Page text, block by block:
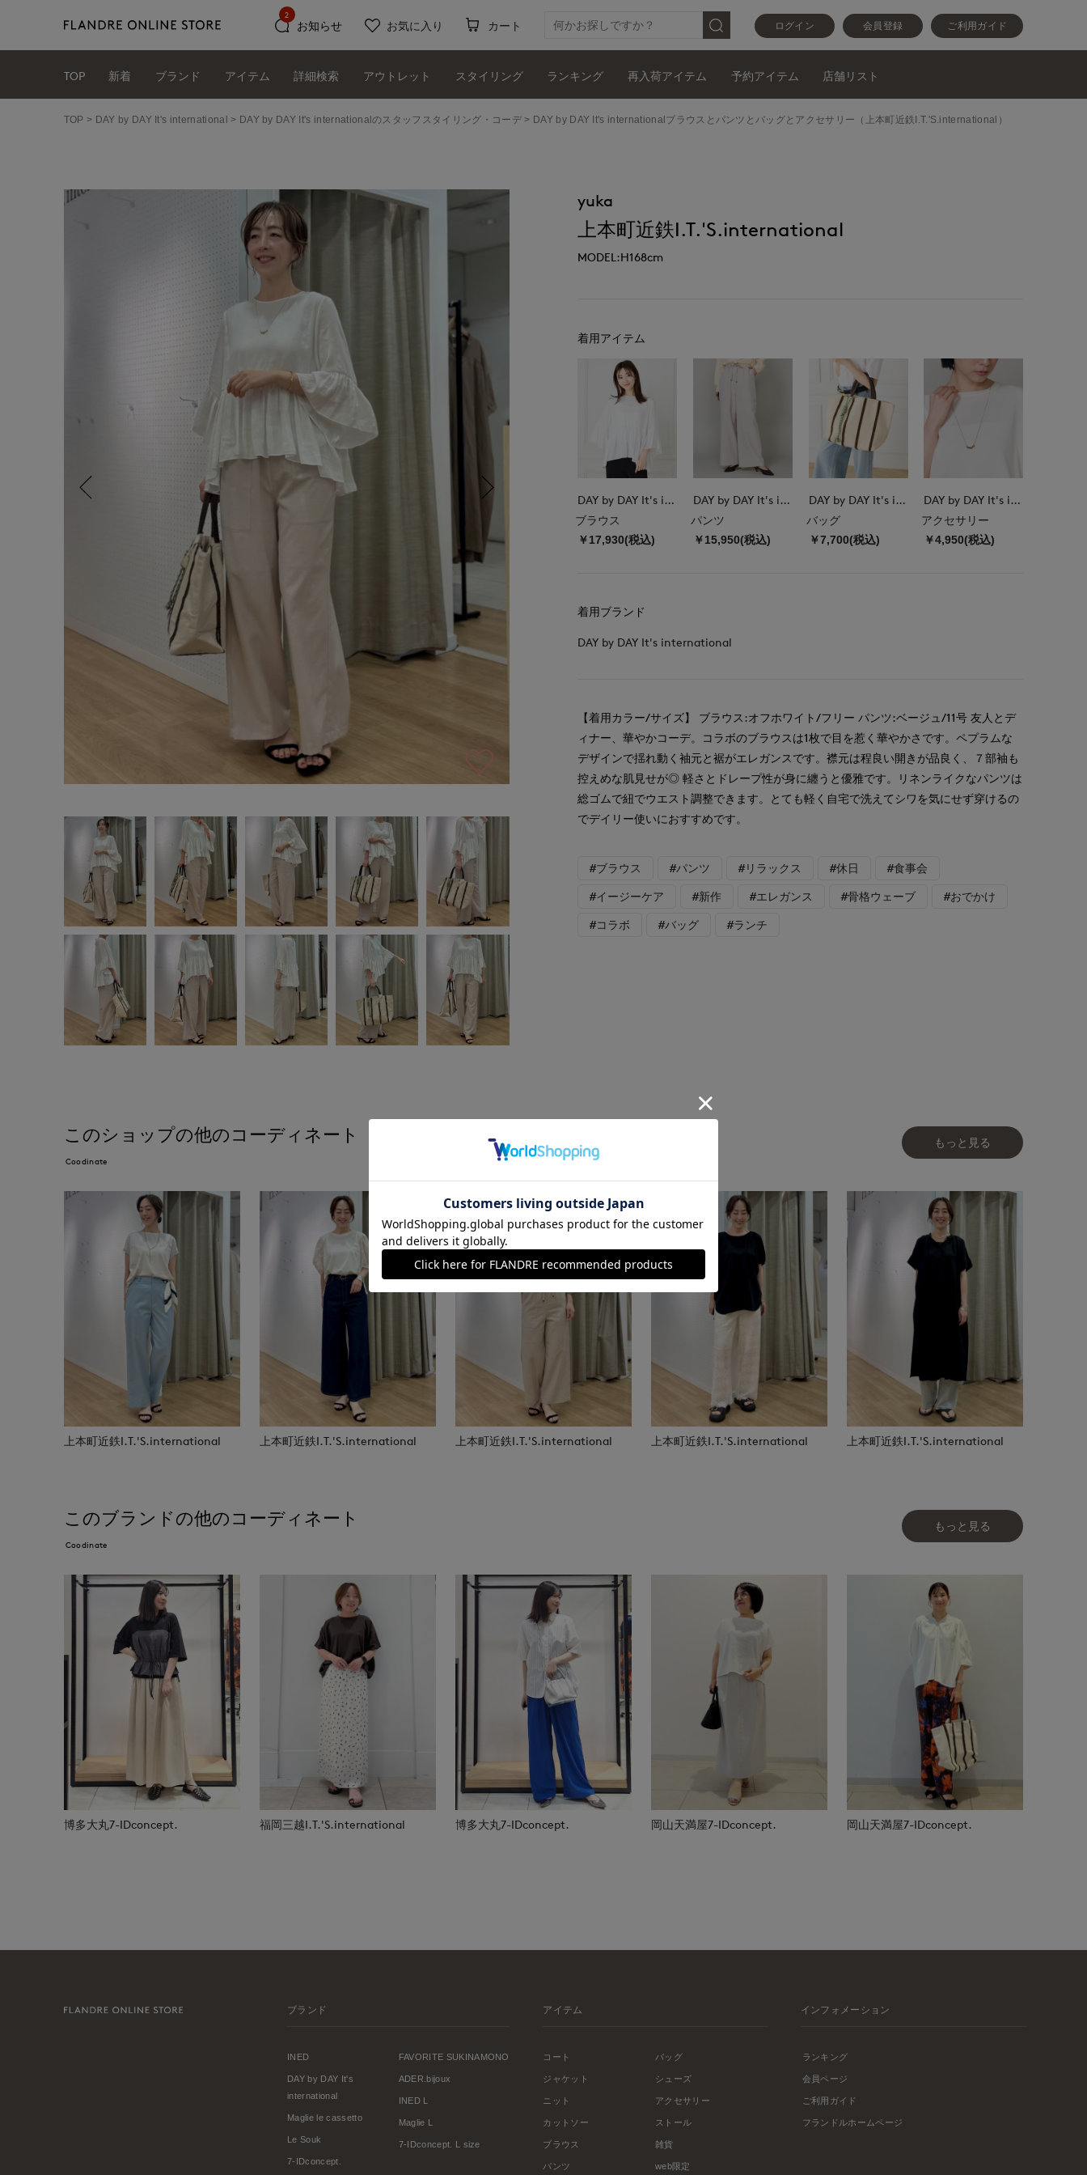
ログイン 会員登録 ご利用ガイド
お知らせ
2
お気に入り カート
TOP 新着 ブランド アイテム 詳細検索 アウトレット スタイリング ランキング 再入荷アイテム 予約アイテム 店舗リスト
TOP DAY by DAY It's international DAY by DAY It's internationalのスタッフスタイリング・コーデ DAY by DAY It's internationalブラウスとパンツとバッグとアクセサリー（上本町近鉄I.T.'S.international）
yuka
上本町近鉄I.T.'S.international
MODEL:H168cm
着用アイテム
DAY by DAY It's international
ブラウス
￥17,930(税込)
DAY by DAY It's international
パンツ
￥15,950(税込)
DAY by DAY It's international
バッグ
￥7,700(税込)
DAY by DAY It's international
アクセサリー
￥4,950(税込)
着用ブランド
DAY by DAY It's international
【着用カラー/サイズ】 ブラウス:オフホワイト/フリー パンツ:ベージュ/11号 友人とデ
ィナー、華やかコーデ。コラボのブラウスは1枚で目を惹く華やかさです。ペプラムな
デザインで揺れ動く袖元と裾がエレガンスです。襟元は程良い開きが品良く、７部袖も
控えめな肌見せが◎ 軽さとドレープ性が身に纏うと優雅です。リネンライクなパンツは
総ゴムで紐でウエスト調整できます。とても軽く自宅で洗えてシワを気にせず穿けるの
でデイリー使いにおすすめです。
#ブラウス #パンツ #リラックス #休日 #食事会
#イージーケア #新作 #エレガンス #骨格ウェーブ #おでかけ
#コラボ #バッグ #ランチ
このショップの他のコーディネート
Coodinate
もっと見る
上本町近鉄I.T.'S.international 上本町近鉄I.T.'S.international 上本町近鉄I.T.'S.international 上本町近鉄I.T.'S.international 上本町近鉄I.T.'S.international
このブランドの他のコーディネート
Coodinate
もっと見る
博多大丸7-IDconcept. 福岡三越I.T.'S.international 博多大丸7-IDconcept. 岡山天満屋7-IDconcept. 岡山天満屋7-IDconcept.
ブランド
INED
DAY by DAY It's
international
Maglie le cassetto
Le Souk
7-IDconcept.
FAVORITE SUKINAMONO
ADER.bijoux
INED L
Maglie L
7-IDconcept. L size
アイテム
コート
ジャケット
ニット
カットソー
ブラウス
パンツ
バッグ
シューズ
アクセサリー
ストール
雑貨
web限定
インフォメーション
ランキング
会員ページ
ご利用ガイド
フランドルホームページ